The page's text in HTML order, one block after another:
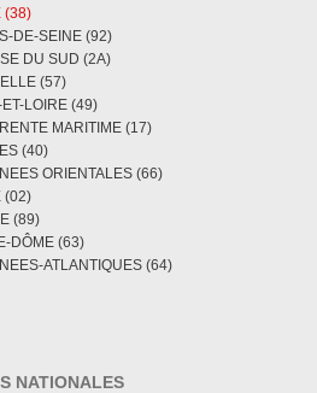
(38)
DE-SEINE (92)
DU SUD (2A)
(57)
LOIRE (49)
MARITIME (17)
(40)
ORIENTALES (66)
(02)
(89)
DÔME (63)
ATLANTIQUES (64)
NATIONALES